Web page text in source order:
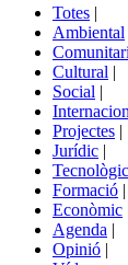
portals
Totes |
Ambiental
Comunitari
Cultural |
Social |
Projectes |
Jurídic |
Tecnològic
Formació |
Econòmic
Agenda |
Opinió |